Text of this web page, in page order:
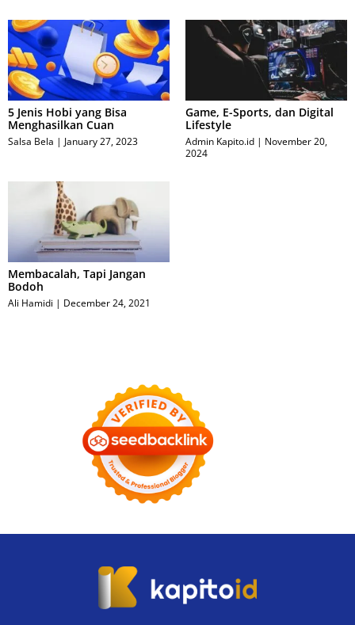
5 Jenis Hobi yang Bisa
Menghasilkan Cuan
Salsa Bela January 27, 2023
Game, E-Sports, dan Digital
Lifestyle
Admin Kapito.id
November 20,
2024
Membacalah, Tapi Jangan
Bodoh
Ali Hamidi December 24, 2021